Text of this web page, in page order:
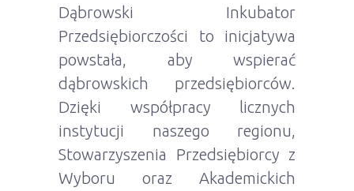
Dąbrowski Inkubator
Przedsiębiorczości to inicjatywa
powstała, aby wspierać
dąbrowskich przedsiębiorców.
Dzięki współpracy licznych
instytucji naszego regionu,
Stowarzyszenia Przedsiębiorcy z
Wyboru oraz Akademickich